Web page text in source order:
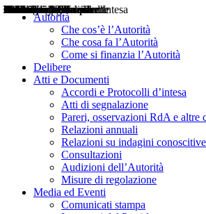
Autorità
Che cos’è l’Autorità
Che cosa fa l’Autorità
Come si finanzia l’Autorità
Delibere
Atti e Documenti
Accordi e Protocolli d’intesa
Atti di segnalazione
Pareri, osservazioni RdA e altre
Relazioni annuali
Relazioni su indagini conoscitive
Consultazioni
Audizioni dell’Autorità
Misure di regolazione
Media ed Eventi
Comunicati stampa
Delibere
Pareri
Consultazioni
Audizioni
Atti di Segnalazione
Accordi e Protocolli d'Intesa
Relazioni annuali
Misure di regolazione
Notizie
Comunicati Stampa
Bollettini ART
Convegni ART
Interviste del Presidente
Articoli in primo piano
Interventi del Presidente
2004
2005
2010
2013
2014
2015
2016
2017
2018
2019
202
2020
2021
2022
2023
2024
2025
2026
Aereo
Marittimo
Terrestre